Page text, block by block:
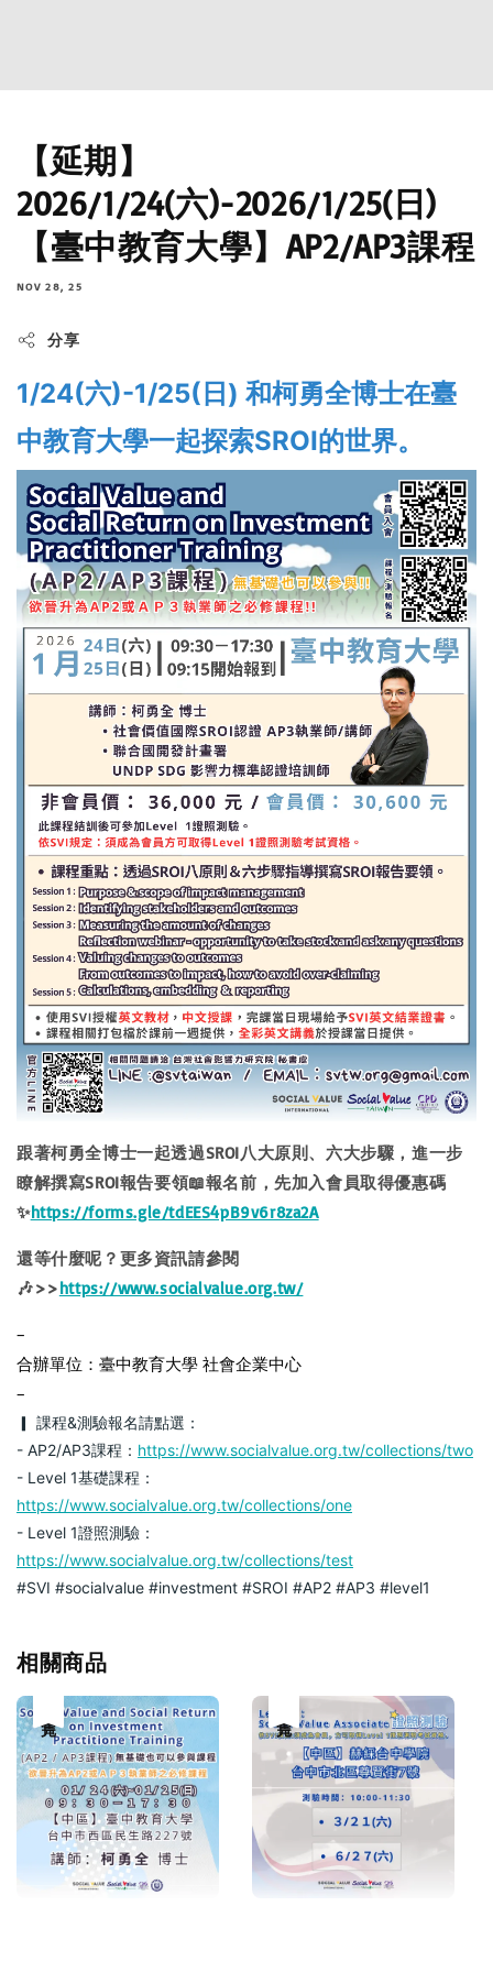
【延期】
2026/1/24(六)-2026/1/25(日)
【臺中教育大學】AP2/AP3課程
NOV 28, 25
分享
1/24(六)-1/25(日) 和柯勇全博士在臺
中教育大學一起探索SROI的世界。
跟著柯勇全博士一起透過SROI八大原則、六大步驟，進一步
瞭解撰寫SROI報告要領📖報名前，先加入會員取得優惠碼
✨https://forms.gle/tdEES4pB9v6r8za2A
還等什麼呢？更多資訊請參閱
🎶>>https://www.socialvalue.org.tw/
–
合辦單位：臺中教育大學 社會企業中心
–
▎ 課程&測驗報名請點選：
- AP2/AP3課程： https://www.socialvalue.org.tw/collections/two
- Level 1基礎課程：
https://www.socialvalue.org.tw/collections/one
- Level 1證照測驗：
https://www.socialvalue.org.tw/collections/test
#SVI #socialvalue #investment #SROI #AP2 #AP3 #level1
相關商品